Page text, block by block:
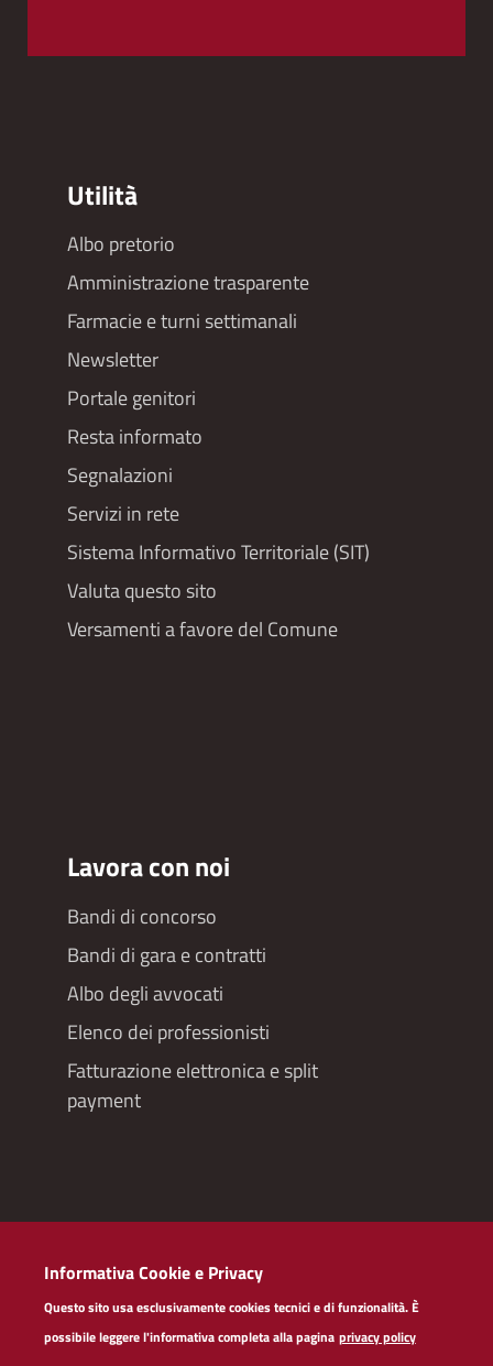
Utilità
Footer
menu
Albo pretorio
Amministrazione trasparente
Farmacie e turni settimanali
Newsletter
Portale genitori
Resta informato
Segnalazioni
Servizi in rete
Sistema Informativo Territoriale (SIT)
Valuta questo sito
Versamenti a favore del Comune
Lavora con noi
Bandi di concorso
Bandi di gara e contratti
Albo degli avvocati
Elenco dei professionisti
Fatturazione elettronica e split
payment
Redazioneweb
Dichiarazione di accessibilità
Privacy policy servizi web
Informativa Cookie e Privacy
Questo sito usa esclusivamente cookies tecnici e di funzionalità. È
possibile leggere l'informativa completa alla pagina privacy policy